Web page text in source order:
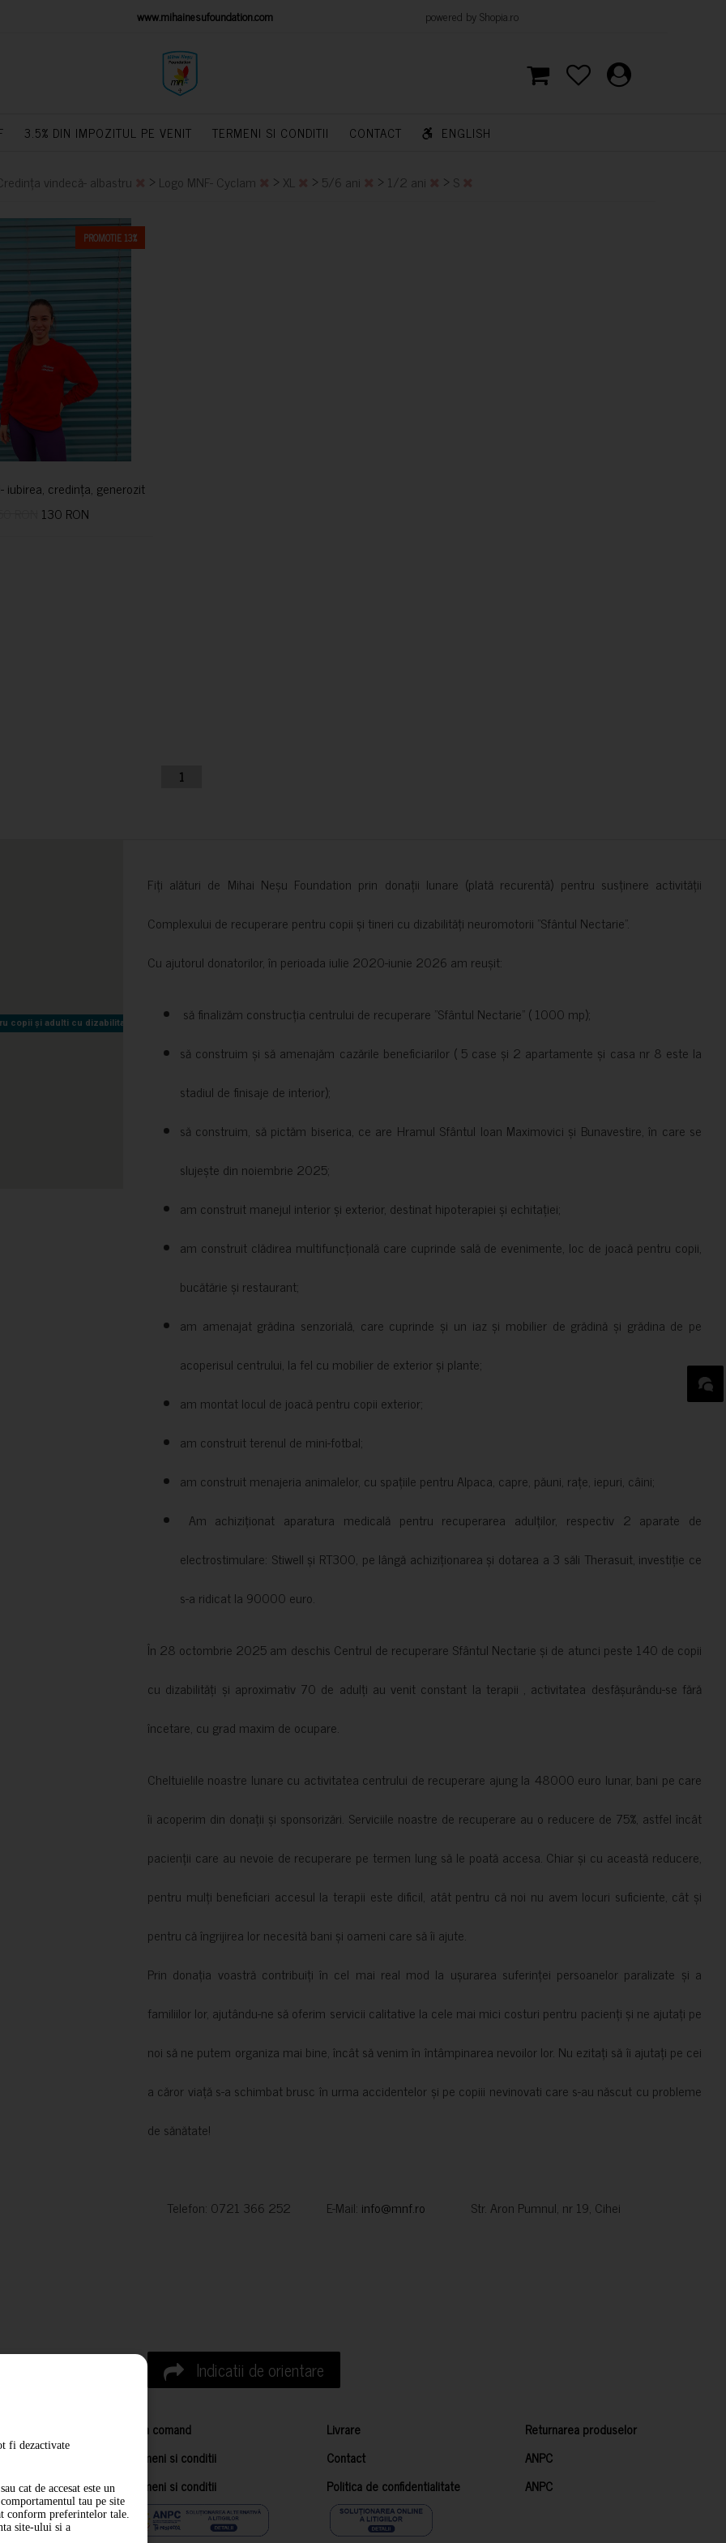
PLATFORM www.mihainesufoundation.com powered by Shopia.ro
3.5% DIN IMPOZITUL PE VENIT TERMENI SI CONDITII CONTACT ENGLISH
vindecă- albastru > Logo MNF- Cyclam > XL > 5/6 ani > 1/2 ani > S
PROMOTIE 13%
iubirea, credința, generozitatea vindecă
130 RON
CUMPARA
1
copii și adulti cu dizabilitati neuromotorii Sfântul Nectarie
copii și adulti cu dizabilitati neuromotorii Sfântul Nectarie
Fiți alături de Mihai Neșu Foundation prin donații lunare (plată recurentă) pentru susținere activității
Complexului de recuperare pentru copii și tineri cu dizabilități neuromotorii ”Sfântul Nectarie”.
Cu ajutorul donatorilor, în perioada iulie 2020-iunie 2026 am reușit:
să finalizăm construcția centrului de recuperare ”Sfântul Nectarie” ( 1000 mp);
să construim și să amenajăm cazările beneficiarilor ( 5 case și 2 apartamente și casa nr 8 este la
stadiul de finisaje de interior);
să construim, să pictăm biserica, ce are Hramul Sfântul Ioan Maximovici și Bunavestire, în care se
slujește din noiembrie 2025;
am construit manejul interior și exterior, destinat hipoterapiei și echitației;
am construit clădirea multifuncțională care cuprinde sală de evenimente, loc de joacă pentru copii,
bucătărie și restaurant;
am amenajat grădina senzorială, care cuprinde și un iaz și mobilier de grădină și grădina de pe
acoperisul centrului, la fel cu mobilier de exterior și plante;
am montat locul de joacă pentru copii exterior;
am construit terenul de mini-fotbal;
am construit menajeria animalelor, cu spațiile pentru Alpaca, capre, păuni, rațe, iepuri, câini;
Am achiziționat aparatura medicală pentru recuperarea adulților, respectiv 2 aparate de
electrostimulare: Stiwell și RT300, pe lângă achiziționarea și dotarea a 3 săli Therasuit, investiție ce
s-a ridicat la 90000 euro.
În 28 octombrie 2025 am deschis Centrul de recuperare Sfântul Nectarie și de atunci peste 140 de copii
cu dizabilități și aproximativ 70 de adulți au venit constant la terapii , activitatea desfășurându-se fără
încetare, cu grad maxim de ocupare.
Cheltuielile noastre lunare cu activitatea centrului de recuperare ajung la 48000 euro lunar, bani pe care
îi acoperim din donații și sponsorizări. Serviciile noastre de recuperare au o reducere de 75%, astfel încât
pacienții care au nevoie de recuperare pe termen lung să le poată accesa. Chiar și cu această reducere,
pentru mulți beneficiari accesul la terapii este dificil, atât pentru că noi nu avem locuri suficiente, cât și
pentru că îngrijirea lor necesită bani și oameni care să îi ajute.
Prin donația voastră contribuiți în cel mai real mod la ușurarea suferinței persoanelor paralizate și a
familiilor lor, ajutându-ne să oferim servicii calitative la cele mai mici costuri pentru pacienți și ne ajutați pe
noi să ne putem organiza mai bine, încât să venim în întâmpinarea nevoilor lor. Nu ezitați să îi ajutați pe cei
a căror viață s-a schimbat brusc în urma accidentelor și pe copiii nevinovati care s-au născut cu probleme
de sănătate!
Telefon: 0721 366 252 E-Mail: info@mnf.ro Str. Aron Pumnul, nr 19, Cihei
Indicatii de orientare
Cum comand Livrare
Returnarea produselor
Termeni si conditii
Contact
ANPC
Termeni si conditii
Politica de confidentialitate ANPC
fi dezactivate
cat de accesat este un
tau pe site
conform preferintelor tale.
site-ului si a